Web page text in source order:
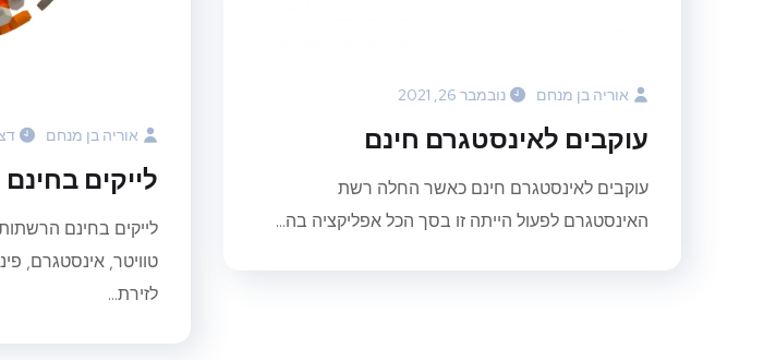
אוריה בן מנחם
לייקים בחינם
לייקים בחינם
טוויטר, אינסטגרם,
לזירת...
אוריה בן מנחם נובמבר 26, 2021
עוקבים לאינסטגרם חינם
עוקבים לאינסטגרם חינם כאשר החלה רשת
האינסטגרם לפעול הייתה זו בסך הכל אפליקציה בה...